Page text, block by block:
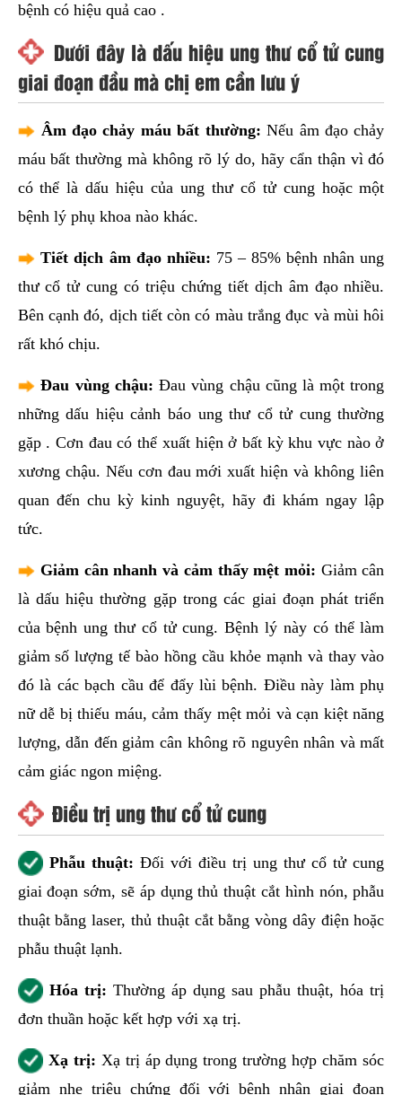
bệnh có hiệu quả cao .
Dưới đây là dấu hiệu ung thư cổ tử cung
giai đoạn đầu mà chị em cần lưu ý
Âm đạo chảy máu bất thường: Nếu âm đạo chảy
máu bất thường mà không rõ lý do, hãy cẩn thận vì đó
có thể là dấu hiệu của ung thư cổ tử cung hoặc một
bệnh lý phụ khoa nào khác.
Tiết dịch âm đạo nhiều: 75 – 85% bệnh nhân ung
thư cổ tử cung có triệu chứng tiết dịch âm đạo nhiều.
Bên cạnh đó, dịch tiết còn có màu trắng đục và mùi hôi
rất khó chịu.
Đau vùng chậu: Đau vùng chậu cũng là một trong
những dấu hiệu cảnh báo ung thư cổ tử cung thường
gặp . Cơn đau có thể xuất hiện ở bất kỳ khu vực nào ở
xương chậu. Nếu cơn đau mới xuất hiện và không liên
quan đến chu kỳ kinh nguyệt, hãy đi khám ngay lập
tức.
Giảm cân nhanh và cảm thấy mệt mỏi: Giảm cân
là dấu hiệu thường gặp trong các giai đoạn phát triển
của bệnh ung thư cổ tử cung. Bệnh lý này có thể làm
giảm số lượng tế bào hồng cầu khỏe mạnh và thay vào
đó là các bạch cầu để đẩy lùi bệnh. Điều này làm phụ
nữ dễ bị thiếu máu, cảm thấy mệt mỏi và cạn kiệt năng
lượng, dẫn đến giảm cân không rõ nguyên nhân và mất
cảm giác ngon miệng.
Điều trị ung thư cổ tử cung
Phẫu thuật: Đối với điều trị ung thư cổ tử cung
giai đoạn sớm, sẽ áp dụng thủ thuật cắt hình nón, phẫu
thuật bằng laser, thủ thuật cắt bằng vòng dây điện hoặc
phẫu thuật lạnh.
Hóa trị: Thường áp dụng sau phẫu thuật, hóa trị
đơn thuần hoặc kết hợp với xạ trị.
Xạ trị: Xạ trị áp dụng trong trường hợp chăm sóc
giảm nhẹ triệu chứng đối với bệnh nhân giai đoạn